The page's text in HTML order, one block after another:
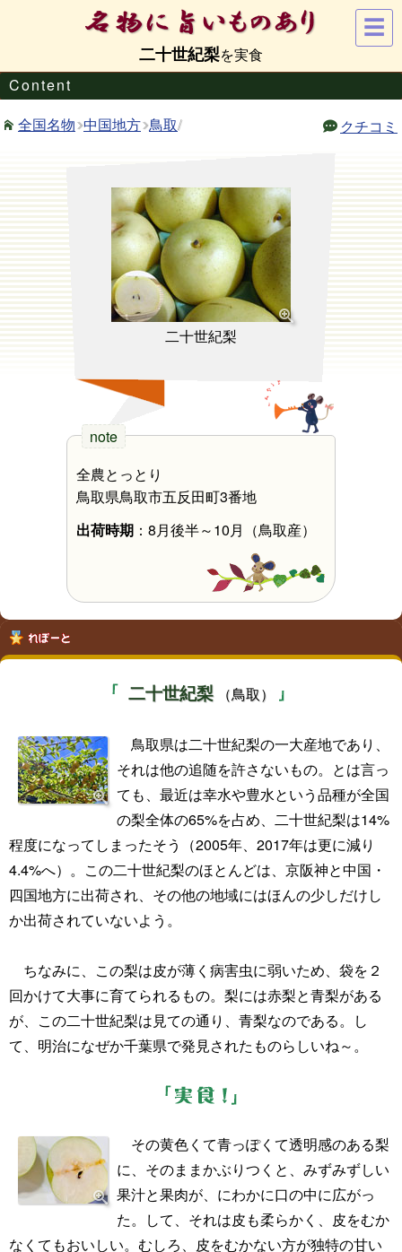
二十世紀梨
Content
全国名物 中国地方 鳥取/ クチコミ
二十世紀梨
全農とっとり
鳥取県鳥取市五反田町3番地
出荷時期 ：8月後半～10月（鳥取産）
二十世紀梨 （鳥取）
鳥取県は二十世紀梨の一大産地であり、
それは他の追随を許さないもの。とは言っ
ても、最近は幸水や豊水という品種が全国
の梨全体の65%を占め、二十世紀梨は14%
程度になってしまったそう（2005年、2017年は更に減り
4.4%へ）。この二十世紀梨のほとんどは、京阪神と中国・
四国地方に出荷され、その他の地域にはほんの少しだけし
か出荷されていないよう。
ちなみに、この梨は皮が薄く病害虫に弱いため、袋を２
回かけて大事に育てられるもの。梨には赤梨と青梨がある
が、この二十世紀梨は見ての通り、青梨なのである。し
て、明治になぜか千葉県で発見されたものらしいね～。
その黄色くて青っぽくて透明感のある梨
に、そのままかぶりつくと、みずみずしい
果汁と果肉が、にわかに口の中に広がっ
た。して、それは皮も柔らかく、皮をむか
なくてもおいしい。むしろ、皮をむかない方が独特の甘い
☰